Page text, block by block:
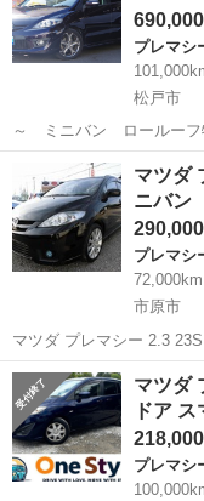
プレマシ
松戸市
～ ミニバン ロールーフ特集 ～ ・プレマ
２１年８月 ・１０１０００ｋｍ ・紫 ・修復歴無し ・メモリ
ーナビ、ワンセグ、ＤＶ
松戸市 プレ
マツダ
ニバン
プレマシ
72,000km
市原市
マツダ プレマシー 2.3 23S
290,000円 支払総額 404,000円 年式(初度登録年
離:7.2万km 修復歴:なし
千葉 市原市 プレ
マツダ
ドア
プレマシ